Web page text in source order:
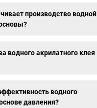
производство водной
водного акрилатного клея
водного
давления?